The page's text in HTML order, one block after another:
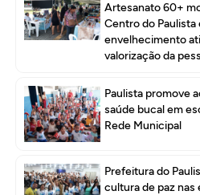
Artesanato 60+
Centro do Paulista
envelhecimento
valorização da
Paulista promove
saúde bucal em
Rede Municipal
Prefeitura do
cultura de paz nas